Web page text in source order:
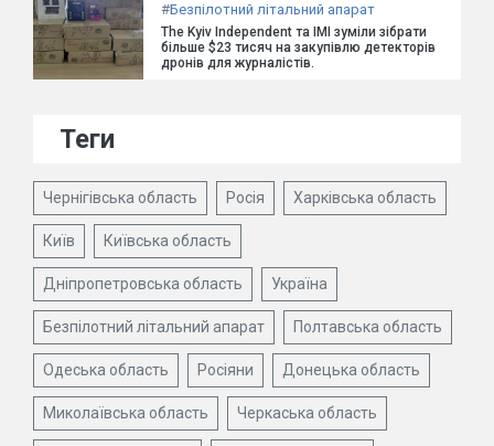
#Безпілотний літальний апарат
The Kyiv Independent та ІМІ зуміли зібрати
більше $23 тисяч на закупівлю детекторів
дронів для журналістів.
Теги
Чернігівська область Росія Харківська область
Київ Київська область
Дніпропетровська область Україна
Безпілотний літальний апарат Полтавська область
Одеська область Росіяни Донецька область
Миколаївська область Черкаська область